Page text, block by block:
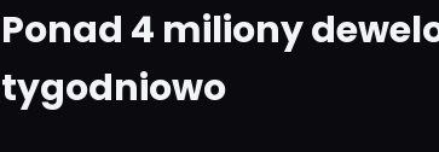
Ponad 4 miliony
tygodniowo